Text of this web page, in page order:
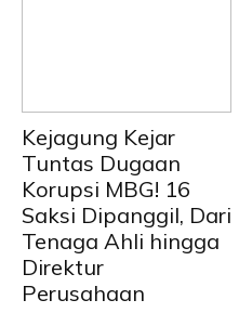
Kejagung Kejar
Tuntas Dugaan
Korupsi MBG! 16
Saksi Dipanggil, Dari
Tenaga Ahli hingga
Direktur
Perusahaan